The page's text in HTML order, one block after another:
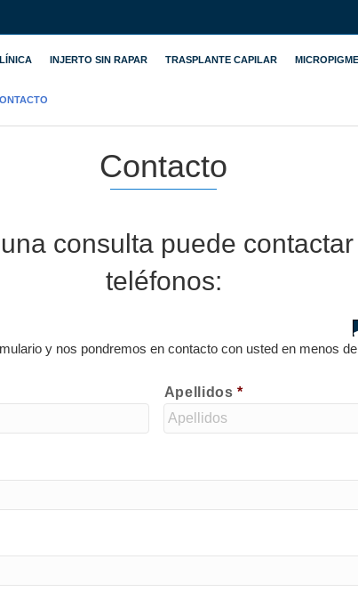
INJERTO SIN RAPAR TRASPLANTE CAPILAR
Contacto
consulta puede
teléfonos:
y nos pondremos en contacto con usted en menos
Apellidos